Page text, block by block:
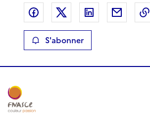
Partager sur Facebook
Partager sur XPartager sur
S'abonner